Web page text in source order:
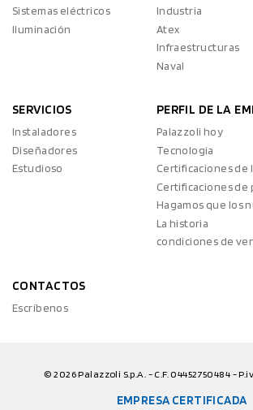
Sistemas eléctricos
Iluminación
Industria
Atex
Infraestructuras
Naval
SERVICIOS
Instaladores
Diseñadores
Estudioso
PERFIL DE LA
Palazzoli hoy
Tecnologia
Certificaciones de
Certificaciones de
Hagamos que los
La historia
condiciones de
CONTACTOS
Escríbenos
© 2026 Palazzoli S.p.A. - C.F. 04452750484 -
EMPRESA CERTIFICADA